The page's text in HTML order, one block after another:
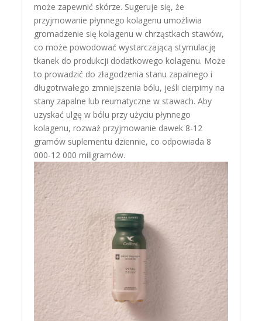
może zapewnić skórze. Sugeruje się, że
przyjmowanie płynnego kolagenu umożliwia
gromadzenie się kolagenu w chrząstkach stawów,
co może powodować wystarczającą stymulację
tkanek do produkcji dodatkowego kolagenu. Może
to prowadzić do złagodzenia stanu zapalnego i
długotrwałego zmniejszenia bólu, jeśli cierpimy na
stany zapalne lub reumatyczne w stawach. Aby
uzyskać ulgę w bólu przy użyciu płynnego
kolagenu, rozważ przyjmowanie dawek 8-12
gramów suplementu dziennie, co odpowiada 8
000-12 000 miligramów.